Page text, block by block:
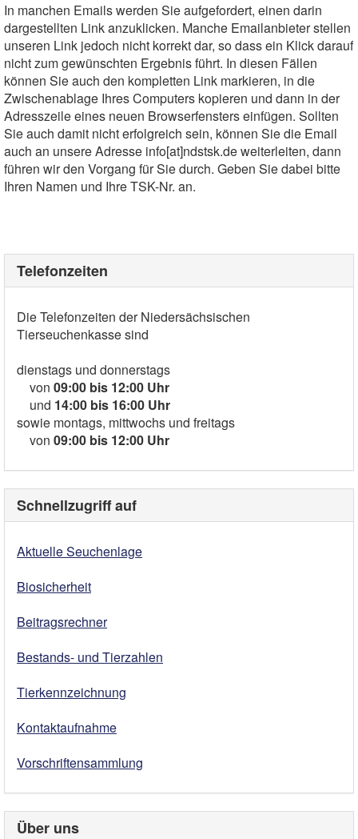
In manchen Emails werden Sie aufgefordert, einen darin
dargestellten Link anzuklicken. Manche Emailanbieter stellen
unseren Link jedoch nicht korrekt dar, so dass ein Klick darauf
nicht zum gewünschten Ergebnis führt. In diesen Fällen
können Sie auch den kompletten Link markieren, in die
Zwischenablage Ihres Computers kopieren und dann in der
Adresszeile eines neuen Browserfensters einfügen. Sollten
Sie auch damit nicht erfolgreich sein, können Sie die Email
auch an unsere Adresse info[at]ndstsk.de weiterleiten, dann
führen wir den Vorgang für Sie durch. Geben Sie dabei bitte
Ihren Namen und Ihre TSK-Nr. an.
Telefonzeiten
Die Telefonzeiten der Niedersächsischen
Tierseuchenkasse sind
dienstags und donnerstags
von 09:00 bis 12:00 Uhr
und 14:00 bis 16:00 Uhr
sowie montags, mittwochs und freitags
von 09:00 bis 12:00 Uhr
Schnellzugriff auf
Aktuelle Seuchenlage
Biosicherheit
Beitragsrechner
Bestands- und Tierzahlen
Tierkennzeichnung
Kontaktaufnahme
Vorschriftensammlung
Über uns